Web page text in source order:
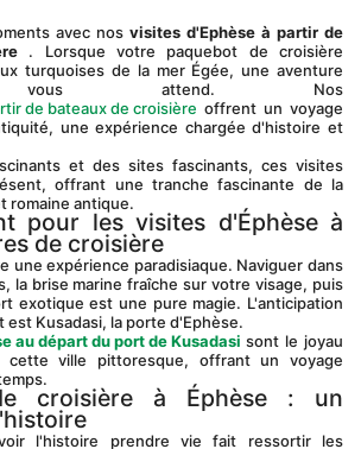
avec nos visites d'Ephèse à partir de
. Lorsque votre paquebot de croisière
turquoises de la mer Égée, une aventure
vous attend. Nos
de bateaux de croisière offrent un voyage
une expérience chargée d'histoire et
offrant une tranche fascinante de la
romaine antique.
pour les visites d'Éphèse à
de croisière
la brise marine fraîche sur votre visage, puis
exotique est une pure magie. L'anticipation
est Kusadasi, la porte d'Ephèse.
au départ du port de Kusadasi sont le joyau
ville pittoresque, offrant un voyage
croisière à Éphèse : un